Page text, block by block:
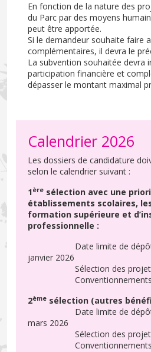
En fonction de la nature des
du Parc par des moyens
peut être apportée.
Si le demandeur souhaite faire
complémentaires, il devra le
La subvention souhaitée devra
participation financière et
dépasser le montant maximal
Calendrier 2026
Les dossiers de candidature
selon le calendrier suivant :
1ère sélection avec une
établissements scolaires,
formation supérieure et
professionnelle :
Date limite de
janvier 2026
Sélection des projets :
Conventionnements :
2ème sélection (autres
Date limite de
mars 2026
Sélection des projets :
Conventionnements :